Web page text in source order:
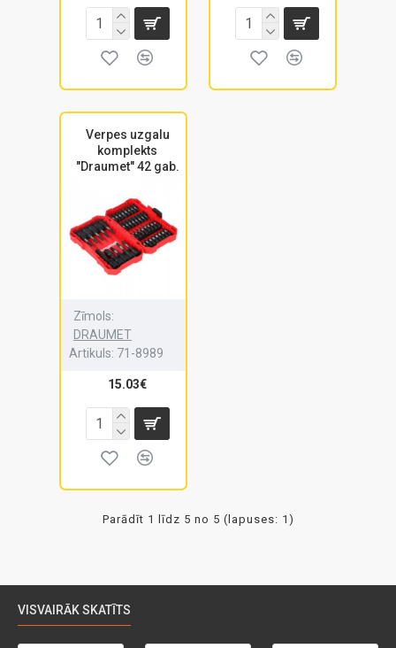
Verpes uzgalu
komplekts
"Draumet" 42 gab.
Zīmols:
DRAUMET
Artikuls: 71-8989
15.03€
Parādīt 1 līdz 5 no 5 (lapuses: 1)
VISVAIRĀK SKATĪTS